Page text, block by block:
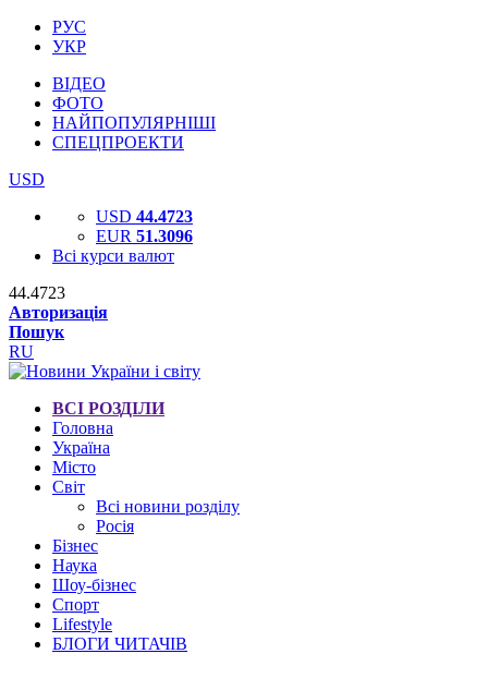
РУС
УКР
ВІДЕО
ФОТО
НАЙПОПУЛЯРНІШІ
СПЕЦПРОЕКТИ
USD
USD 44.4723
EUR 51.3096
Всі курси валют
44.4723
Авторизація
Пошук
RU
ВСІ РОЗДІЛИ
Головна
Україна
Місто
Світ
Всі новини розділу
Росія
Бізнес
Наука
Шоу-бізнес
Спорт
Lifestyle
БЛОГИ ЧИТАЧІВ